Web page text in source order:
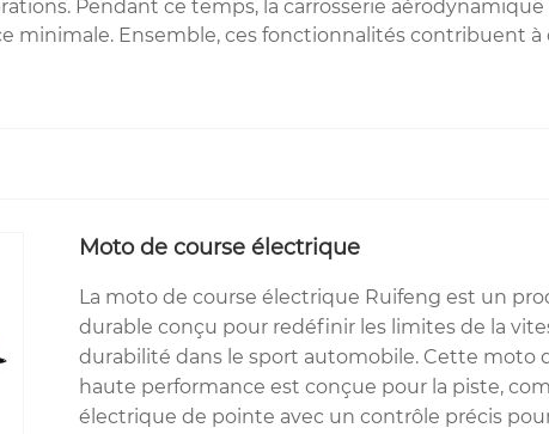
Pendant ce temps, la carrosserie
minimale. Ensemble, ces fonctionnalités contribuent
Moto de course électrique
La moto de course électrique Ruifeng est un
durable conçu pour redéfinir les limites de la
durabilité dans le sport automobile. Cette moto
haute performance est conçue pour la piste,
électrique de pointe avec un contrôle précis